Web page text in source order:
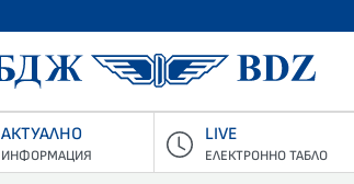
БДЖ
АКТУАЛНО
ИНФОРМАЦИЯ
LIVE
ЕЛЕКТРОННО ТАБЛО